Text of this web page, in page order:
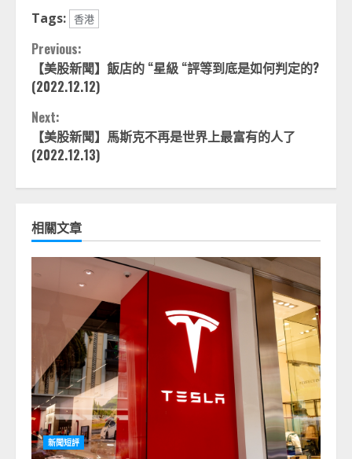
Tags: 香港
Continue
Reading
Previous:
【美股新聞】飯店的 “星級 “評等到底是如何判定的?
(2022.12.12)
Next:
【美股新聞】馬斯克不再是世界上最富有的人了
(2022.12.13)
相關文章
新聞短評